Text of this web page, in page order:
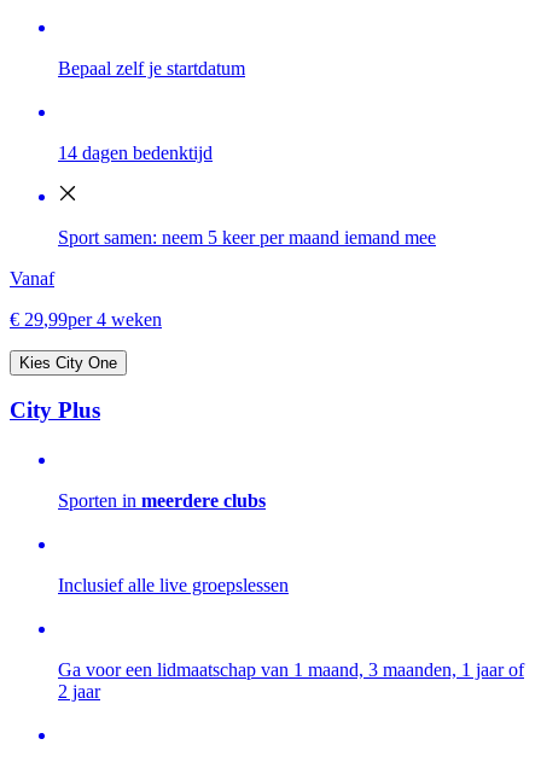
Bepaal zelf je startdatum
14 dagen bedenktijd
Sport samen: neem 5 keer per maand iemand mee
Vanaf
€ 29,99per 4 weken
Kies City One
City Plus
Sporten in meerdere clubs
Inclusief alle live groepslessen
Ga voor een lidmaatschap van 1 maand, 3 maanden, 1 jaar of
2 jaar